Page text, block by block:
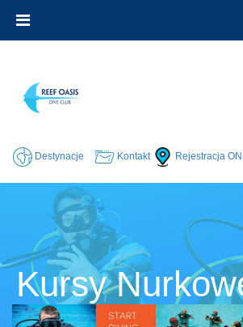
Destynacje Kontakt Rejestracja
Kursy